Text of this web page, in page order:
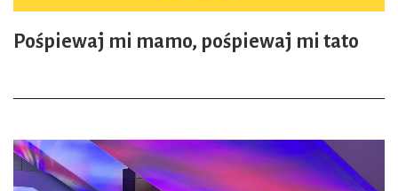
Pośpiewaj mi mamo, pośpiewaj mi tato